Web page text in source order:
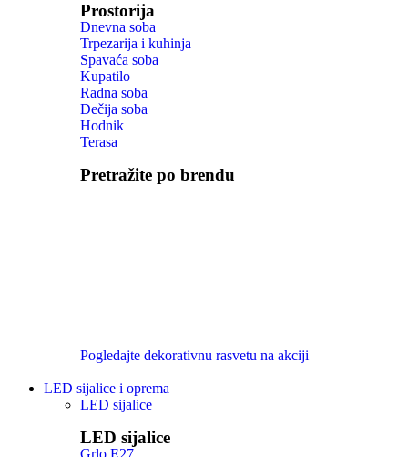
Prostorija
Dnevna soba
Trpezarija i kuhinja
Spavaća soba
Kupatilo
Radna soba
Dečija soba
Hodnik
Terasa
Pretražite po brendu
Pogledajte dekorativnu rasvetu na akciji
LED sijalice i oprema
LED sijalice
LED sijalice